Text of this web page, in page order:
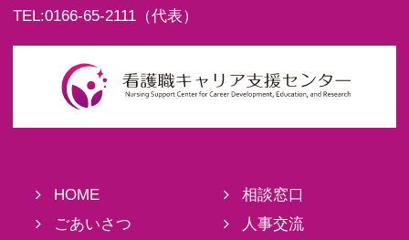
TEL:0166-65-2111（代表）
HOME
ごあいさつ
相談窓口
人事交流